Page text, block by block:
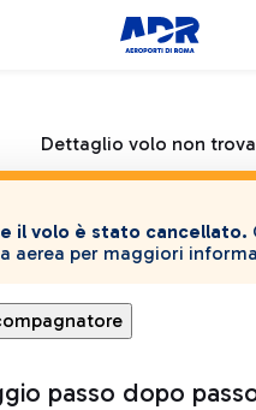
Dettaglio volo non
il volo è stato cancellato.
aerea per maggiori
passo dopo